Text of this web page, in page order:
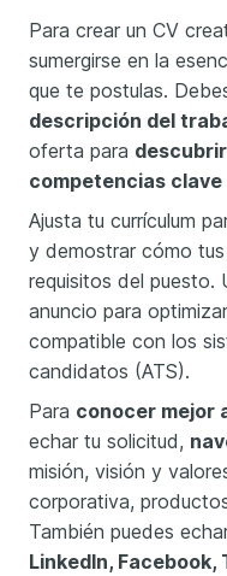
Para crear un CV
sumergirse en la
que te postulas.
descripción del
oferta para
competencias clave
Ajusta tu currículum
y demostrar cómo
requisitos del puesto.
anuncio para
compatible con los
candidatos (ATS).
Para conocer mejor
echar tu solicitud,
misión, visión y
corporativa,
También puedes
LinkedIn,